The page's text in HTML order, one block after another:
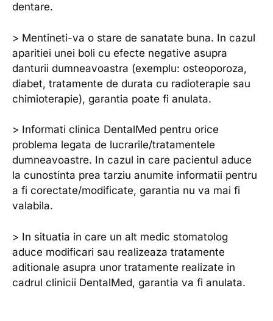
dentare.
> Mentineti-va o stare de sanatate buna. In cazul
aparitiei unei boli cu efecte negative asupra
danturii dumneavoastra (exemplu: osteoporoza,
diabet, tratamente de durata cu radioterapie sau
chimioterapie), garantia poate fi anulata.
> Informati clinica DentalMed pentru orice
problema legata de lucrarile/tratamentele
dumneavoastre. In cazul in care pacientul aduce
la cunostinta prea tarziu anumite informatii pentru
a fi corectate/modificate, garantia nu va mai fi
valabila.
> In situatia in care un alt medic stomatolog
aduce modificari sau realizeaza tratamente
aditionale asupra unor tratamente realizate in
cadrul clinicii DentalMed, garantia va fi anulata.